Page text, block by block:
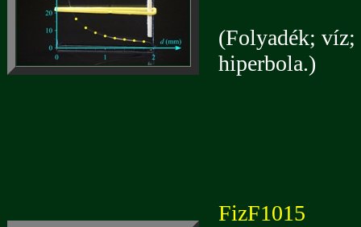
(Folyadék; víz;
hiperbola.)
FizF1015